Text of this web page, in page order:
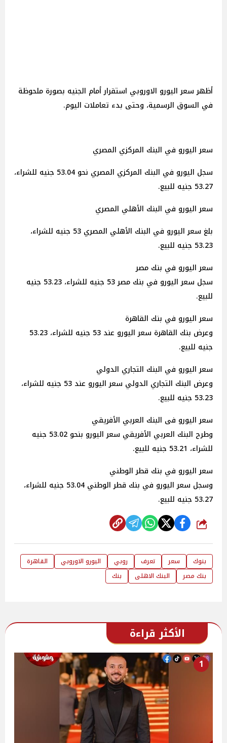
أظهر سعر اليورو الاوروبي استقرار أمام الجنيه بصورة ملحوظة
في السوق الرسمية، وحتى بدء تعاملات اليوم.
سعر اليورو في البنك المركزي المصري
سجل اليورو في البنك المركزي المصري نحو 53.04 جنيه للشراء،
53.27 جنيه للبيع.
سعر اليورو في البنك الأهلي المصري
بلغ سعر اليورو في البنك الأهلي المصري 53 جنيه للشراء،
53.23 جنيه للبيع.
سعر اليورو في بنك مصر
سجل سعر اليورو في بنك مصر 53 جنيه للشراء، 53.23 جنيه
للبيع.
سعر اليورو في بنك القاهرة
وعرض بنك القاهرة سعر اليورو عند 53 جنيه للشراء، 53.23
جنيه للبيع.
سعر اليورو في البنك التجاري الدولي
وعرض البنك التجاري الدولي سعر اليورو عند 53 جنيه للشراء،
53.23 جنيه للبيع.
سعر اليورو فى البنك العربي الأفريقي
وطرح البنك العربي الأفريقي سعر اليورو بنحو 53.02 جنيه
للشراء، 53.21 جنيه للبيع.
سعر اليورو في بنك قطر الوطني
وسجل سعر اليورو في بنك قطر الوطني 53.04 جنيه للشراء،
53.27 جنيه للبيع.
شارك
بنوك سعر تعرف روبي اليورو الاوروبي
القاهرة
بنك مصر
البنك الاهلى بنك
الأكثر قراءة
1